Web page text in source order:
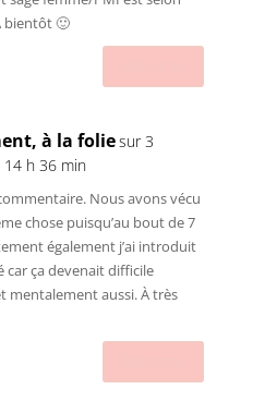
bientôt 🙂
à la foliesur 3
h 36 min
Nous avons vécu
chose puisqu’au bout de 7
également j’ai introduit
car ça devenait difficile
mentalement aussi. À très